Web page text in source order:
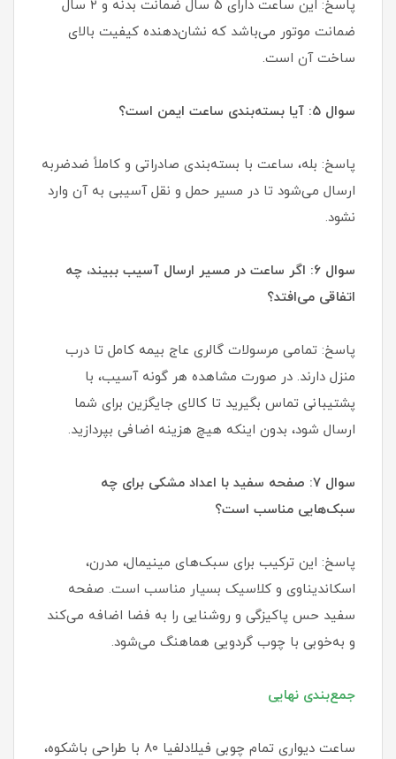
پاسخ: این ساعت دارای ۵ سال ضمانت بدنه و ۲ سال
ضمانت موتور می‌باشد که نشان‌دهنده کیفیت بالای
ساخت آن است.
سوال ۵: آیا بسته‌بندی ساعت ایمن است؟
پاسخ: بله، ساعت با بسته‌بندی صادراتی و کاملاً ضدضربه
ارسال می‌شود تا در مسیر حمل و نقل آسیبی به آن وارد
نشود.
سوال ۶: اگر ساعت در مسیر ارسال آسیب ببیند، چه
اتفاقی می‌افتد؟
پاسخ: تمامی مرسولات گالری عاج بیمه کامل تا درب
منزل دارند. در صورت مشاهده هر گونه آسیب، با
پشتیبانی تماس بگیرید تا کالای جایگزین برای شما
ارسال شود، بدون اینکه هیچ هزینه اضافی بپردازید.
سوال ۷: صفحه سفید با اعداد مشکی برای چه
سبک‌هایی مناسب است؟
پاسخ: این ترکیب برای سبک‌های مینیمال، مدرن،
اسکاندیناوی و کلاسیک بسیار مناسب است. صفحه
سفید حس پاکیزگی و روشنایی را به فضا اضافه می‌کند
و به‌خوبی با چوب گردویی هماهنگ می‌شود.
جمع‌بندی نهایی
ساعت دیواری تمام چوبی فیلادلفیا ۸۰ با طراحی باشکوه،